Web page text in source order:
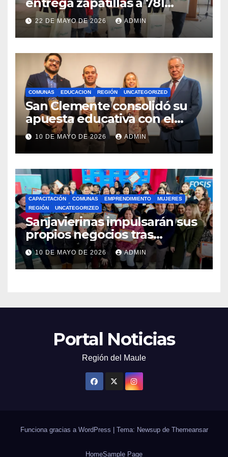
entrega zapatillas a 781
estudiantes con recursos del
Royalty Minero
22 DE MAYO DE 2026 ADMIN
COMUNAS EDUCACION REGIÓN UNCATEGORIZED
San Clemente consolidó su
apuesta educativa con el
lanzamiento del
Preuniversitario Brotes 2026
10 DE MAYO DE 2026 ADMIN
CAPACITACIÓN COMUNAS EMPRENDIMIENTO
MUJERES
REGIÓN
UNCATEGORIZED
Sanjavierinas impulsarán sus
propios negocios tras
capacitarse junto al FOSIS
10 DE MAYO DE 2026 ADMIN
Portal Noticias
Región del Maule
Funciona gracias a WordPress | Tema: Newsup de Themeansar
HomeSample Page